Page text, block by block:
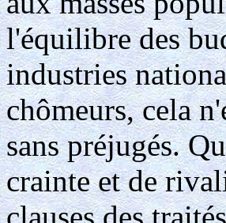
l'équilibre des
industries
chômeurs, cela
sans préjugés.
crainte et de